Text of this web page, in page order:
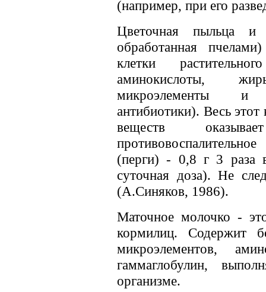
(например, при его
Цветочная пыльца и
обработанная
клетки
аминокислоты,
микроэлементы и
антибиотики). Весь
веществ
(перги) - 0,8 г 3 раза
суточная доза). Не
(А.Синяков, 1986).
Маточное молочко -
кормилиц. Содержит
микроэлементов,
гаммаглобулин,
организме.